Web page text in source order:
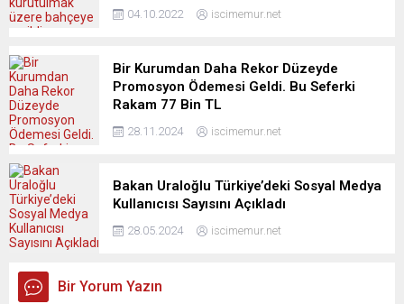
04.10.2022 iscimemur.net
Bir Kurumdan Daha Rekor Düzeyde
Promosyon Ödemesi Geldi. Bu Seferki
Rakam 77 Bin TL
28.11.2024 iscimemur.net
Bakan Uraloğlu Türkiye’deki Sosyal Medya
Kullanıcısı Sayısını Açıkladı
28.05.2024 iscimemur.net
Bir Yorum Yazın